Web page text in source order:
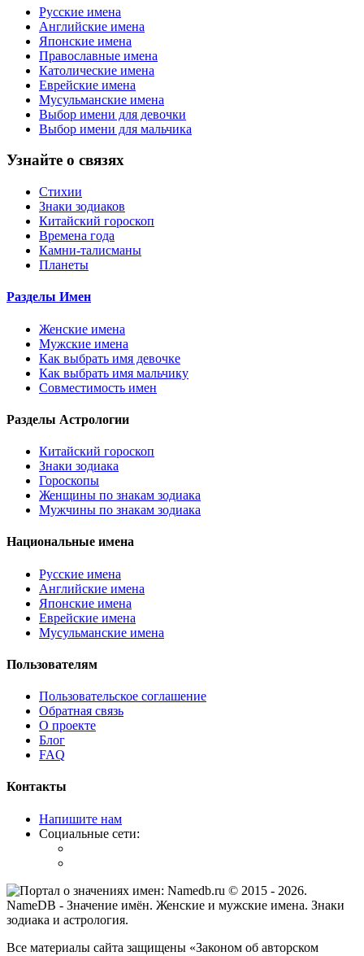
Русские имена
Английские имена
Японские имена
Православные имена
Католические имена
Еврейские имена
Мусульманские имена
Выбор имени для девочки
Выбор имени для мальчика
Узнайте о связях
Стихии
Знаки зодиаков
Китайский гороскоп
Времена года
Камни-талисманы
Планеты
Разделы Имен
Женские имена
Мужские имена
Как выбрать имя девочке
Как выбрать имя мальчику
Совместимость имен
Разделы Астрологии
Китайский гороскоп
Знаки зодиака
Гороскопы
Женщины по знакам зодиака
Мужчины по знакам зодиака
Национальные имена
Русские имена
Английские имена
Японские имена
Еврейские имена
Мусульманские имена
Пользователям
Пользовательское соглашение
Обратная связь
О проекте
Блог
FAQ
Контакты
Напишите нам
Социальные сети:
© 2015 - 2026.
NameDB - Значение имён. Женские и мужские имена. Знаки
зодиака и астрология.
Все материалы сайта защищены «Законом об авторском